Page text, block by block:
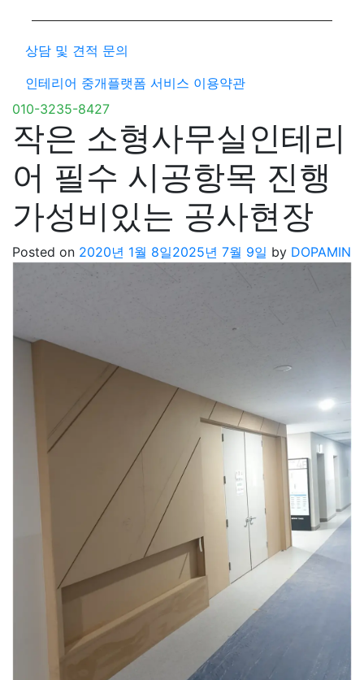
상담 및 견적 문의
인테리어 중개플랫폼 서비스 이용약관
010-3235-8427
작은 소형사무실인테리
어 필수 시공항목 진행
가성비있는 공사현장
Posted on 2020년 1월 8일2025년 7월 9일 by DOPAMIN